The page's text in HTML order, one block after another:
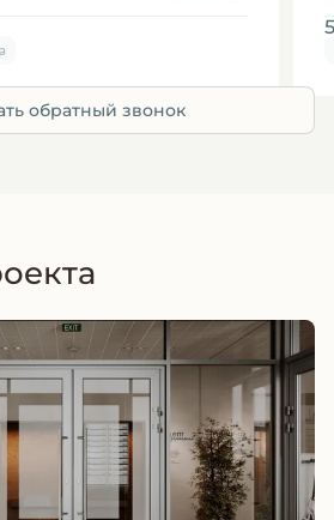
обратный звонок